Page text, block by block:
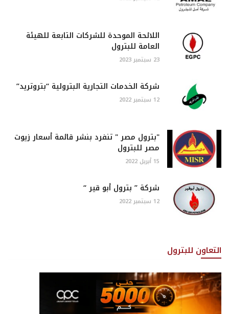
اللائحة الموحدة للشركات التابعة للهيئة
العامة للبترول
23 سبتمبر 2023
شركة الخدمات التجارية البترولية “بتروتريد”
12 سبتمبر 2022
"بترول مصر " تنفرد بنشر قائمة أسعار زيوت
مصر للبترول
15 أبريل 2022
شركة ” بترول أبو قير “
12 سبتمبر 2022
التعاون للبترول